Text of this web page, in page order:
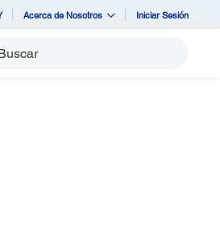
Acerca de Nosotros Iniciar Sesión